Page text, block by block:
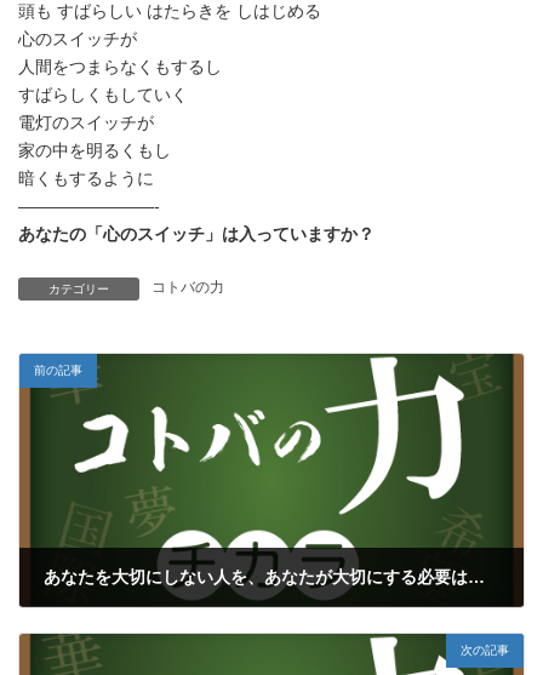
頭も すばらしい はたらきを しはじめる
心のスイッチが
人間をつまらなくもするし
すばらしくもしていく
電灯のスイッチが
家の中を明るくもし
暗くもするように
————————-
あなたの「心のスイッチ」は入っていますか？
カテゴリー コトバの力
前の記事
あなたを大切にしない人を、あなたが大切にする必要はない
次の記事